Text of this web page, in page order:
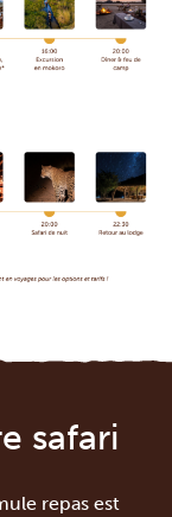
safari
repas est